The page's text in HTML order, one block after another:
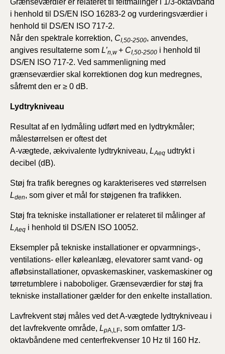
Grænseværdier er relateret til feltmålinger i 1/3-oktavbånd
i henhold til DS/EN ISO 16283-2 og vurderingsværdier i
henhold til DS/EN ISO 717-2.
Når den spektrale korrektion, CI,50-2500, anvendes,
angives resultaterne som L’n,w + CI,50-2500 i henhold til
DS/EN ISO 717-2. Ved sammenligning med
grænseværdier skal korrektionen dog kun medregnes,
såfremt den er ≥ 0 dB.
Lydtrykniveau
Resultat af en lydmåling udført med en lydtrykmåler;
målestørrelsen er oftest det
A-vægtede, ækvivalente lydtrykniveau, LAeq udtrykt i
decibel (dB).
Støj fra trafik beregnes og karakteriseres ved størrelsen
Lden, som giver et mål for støjgenen fra trafikken.
Støj fra tekniske installationer er relateret til målinger af
LAeq i henhold til DS/EN ISO 10052.
Eksempler på tekniske installationer er opvarmnings-,
ventilations- eller køleanlæg, elevatorer samt vand- og
afløbsinstallationer, opvaskemaskiner, vaskemaskiner og
tørretumblere i naboboliger. Grænseværdier for støj fra
tekniske installationer gælder for den enkelte installation.
Lavfrekvent støj måles ved det A-vægtede lydtrykniveau i
det lavfrekvente område, LpA,LF, som omfatter 1/3-
oktavbåndene med centerfrekvenser 10 Hz til 160 Hz.